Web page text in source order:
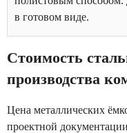
в готовом виде.
Стоимость
производства
Цена металлических
проектной